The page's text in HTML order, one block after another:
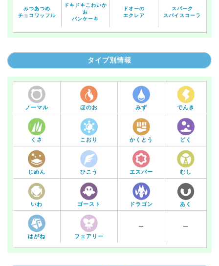
みつあつめ
チョコワッフル
ドキドキこわいか
お
パンケーキ
ドオーの
エクレア
スパーク
スパイスコーラ
タイプ別情報
ノーマル ほのお みず でんき
くさ こおり かくとう どく
じめん ひこう エスパー むし
いわ ゴースト ドラゴン あく
はがね フェアリー
ー ー